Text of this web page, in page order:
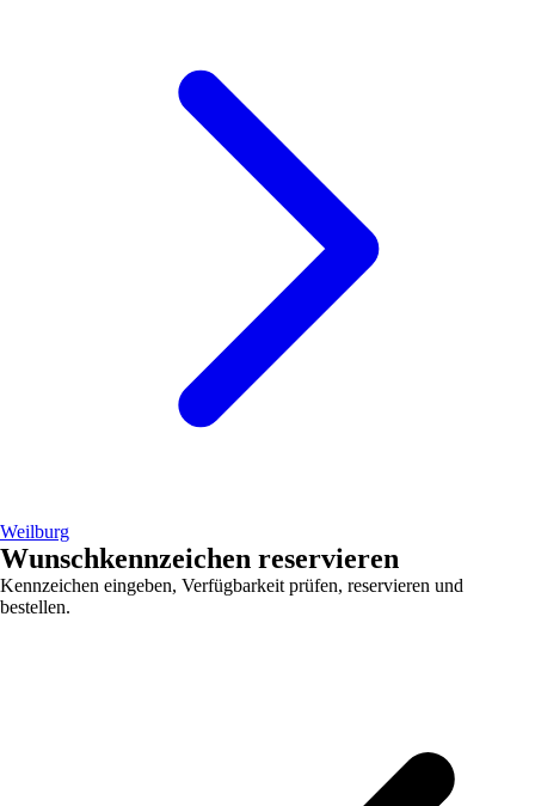
Weilburg
Wunschkennzeichen reservieren
Kennzeichen eingeben, Verfügbarkeit prüfen, reservieren und
bestellen.